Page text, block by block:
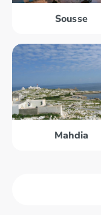
Sousse
Mahdia